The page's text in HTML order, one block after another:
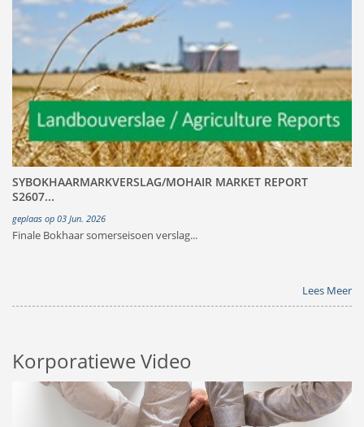
SYBOKHAARMARKVERSLAG/MOHAIR MARKET REPORT
S2607...
geplaas op 03 Jun. 2026
Finale Bokhaar somerseisoen verslag...
Lees Meer
Korporatiewe Video